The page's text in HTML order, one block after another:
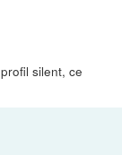
silent, ce